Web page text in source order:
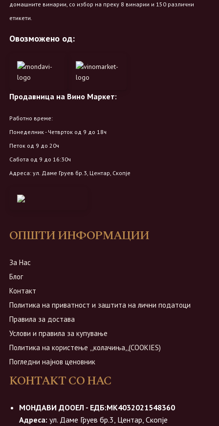
домашните винарии, со избор на преку 8 винарии и 150 различни
етикети.
Овозможено од:
Продавница на Вино Маркет:
Работно време:
Понеделник - Четврток од 9 до 18ч
Петок од 9 до 20ч
Сабота од 9 до 16:30ч
Адреса: ул. Даме Груев бр.3, Центар, Скопје
ОПШТИ ИНФОРМАЦИИ
За Нас
Блог
Контакт
Политика на приватност и заштита на лични податоци
Правила за достава
Услови и правила за купување
Политика на користење ,,колачиња,,(COOKIES)
Погледни најнов ценовник
КОНТАКТ СО НАС
МОНДАВИ ДООЕЛ - ЕДБ:МК4032021548360
Адреса: ул. Даме Груев бр.3, Центар, Скопје